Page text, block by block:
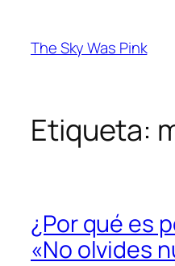
contenido
The Sky Was Pink
Etiqueta:
¿Por qué es
«No olvides